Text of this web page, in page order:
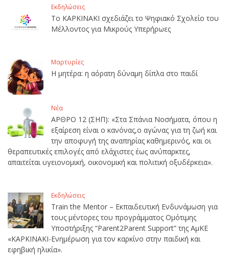
Εκδηλώσεις
Το ΚΑΡΚΙΝΑΚΙ σχεδιάζει το Ψηφιακό Σχολείο του
Μέλλοντος για Μικρούς Υπερήρωες
Μαρτυρίες
Η μητέρα: η αόρατη δύναμη δίπλα στο παιδί
Νέα
ΑΡΘΡΟ 12 (ΣΗΠ): «Στα Σπάνια Νοσήματα, όπου η
εξαίρεση είναι ο κανόνας,ο αγώνας για τη ζωή και
την αποφυγή της αναπηρίας καθημερινός, και οι
θεραπευτικές επιλογές από ελάχιστες έως ανύπαρκτες,
απαιτείται υγειονομική, οικονομική και πολιτική οξυδέρκεια».
Εκδηλώσεις
Train the Mentor – Εκπαιδευτική Ενδυνάμωση για
τους μέντορες του προγράμματος Ομότιμης
Υποστήριξης “Parent2Parent Support” της ΑμΚΕ
«ΚΑΡΚΙΝΑΚΙ-Ενημέρωση για τον καρκίνο στην παιδική και
εφηβική ηλικία».